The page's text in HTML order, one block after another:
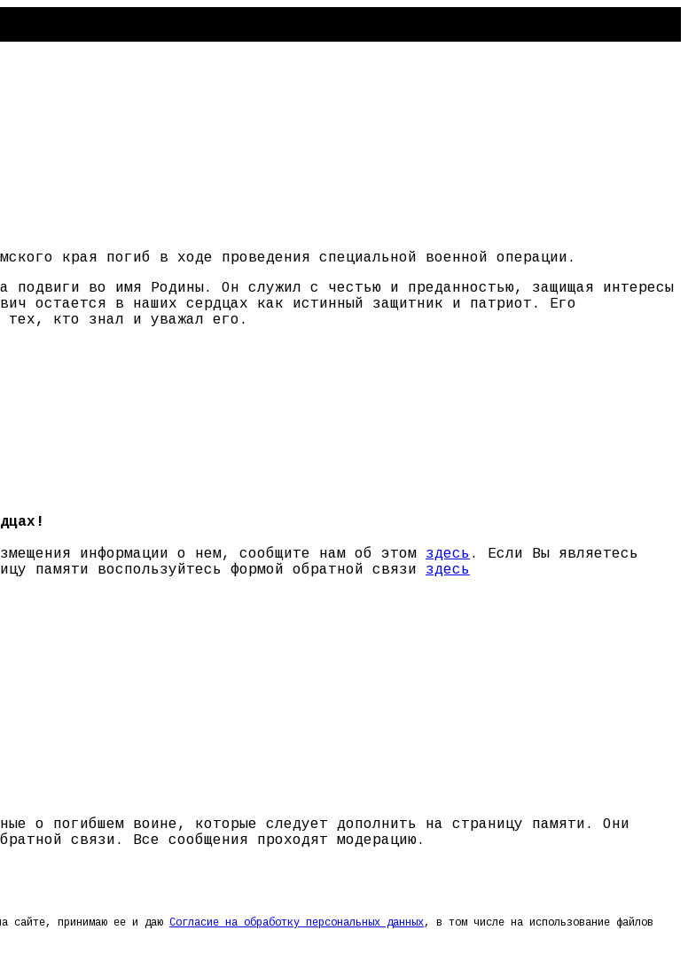
края погиб в ходе проведения специальной военной операции.
подвиги во имя Родины. Он служил с честью и преданностью, защищая интересы
остается в наших сердцах как истинный защитник и патриот. Его
тех, кто знал и уважал его.
информации о нем, сообщите нам об этом здесь . Если Вы являетесь
памяти воспользуйтесь формой обратной связи здесь
о погибшем воине, которые следует дополнить на страницу памяти. Они
связи. Все сообщения проходят модерацию.
сайте, принимаю ее и даю Согласие на обработку персональных данных, в том числе на использование файлов